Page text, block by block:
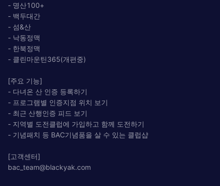
- 명산100+
- 백두대간
- 섬&산
- 낙동정맥
- 한북정맥
- 클린마운틴365(개편중)
[주요 기능]
- 다녀온 산 인증 등록하기
- 프로그램별 인증지점 위치 보기
- 최근 산행인증 피드 보기
- 지역별 도전클럽에 가입하고 함께 도전하기
- 기념패치 등 BAC기념품을 살 수 있는 클럽샵
[고객센터]
bac_team@blackyak.com